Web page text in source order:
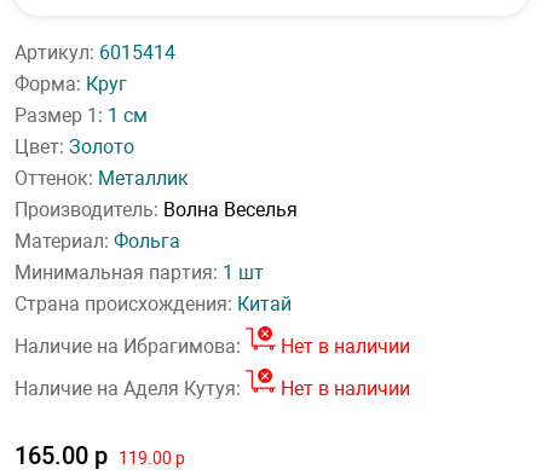
Артикул: 6015414
Форма: Круг
Размер 1: 1 см
Цвет: Золото
Оттенок: Металлик
Производитель: Волна Веселья
Материал: Фольга
Минимальная партия: 1 шт
Страна происхождения: Китай
Наличие на Ибрагимова:
Нет в наличии
Наличие на Аделя Кутуя:
Нет в наличии
165.00 р 119.00 р